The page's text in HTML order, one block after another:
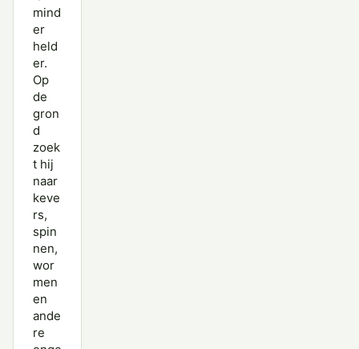
mind
er
held
er.
Op
de
gron
d
zoek
t hij
naar
keve
rs,
spin
nen,
wor
men
en
ande
re